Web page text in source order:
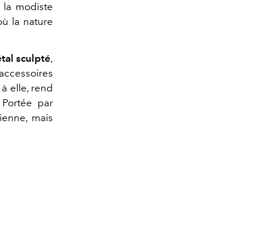
modiste
la nature
sculpté,
elle, rend
par
mais